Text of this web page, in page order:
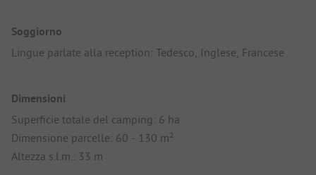
Soggiorno
Lingue parlate alla reception: Tedesco, Inglese, Francese
Dimensioni
Superficie totale del camping: 6 ha
Dimensione parcelle: 60 - 130 m²
Altezza s.l.m.: 33 m